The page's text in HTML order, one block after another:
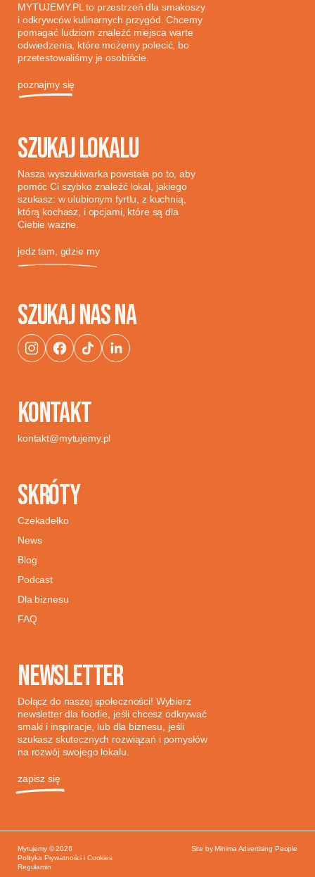
MYTUJEMY.PL to przestrzeń dla smakoszy
i odkrywców kulinarnych przygód. Chcemy
pomagać ludziom znaleźć miejsca warte
odwiedzenia, które możemy polecić, bo
przetestowaliśmy je osobiście.
poznajmy się
SZUKAJ LOKALU
Nasza wyszukiwarka powstała po to, aby
pomóc Ci szybko znaleźć lokal, jakiego
szukasz: w ulubionym fyrtlu, z kuchnią,
którą kochasz, i opcjami, które są dla
Ciebie ważne.
jedz tam, gdzie my
SZUKAJ NAS NA
KONTAKT
kontakt@mytujemy.pl
SKRÓTY
Czekadełko
News
Blog
Podcast
Dla biznesu
FAQ
NEWSLETTER
Dołącz do naszej społeczności! Wybierz
newsletter dla foodie, jeśli chcesz odkrywać
smaki i inspiracje, lub dla biznesu, jeśli
szukasz skutecznych rozwiązań i pomysłów
na rozwój swojego lokalu.
zapisz się
Mytujemy © 2026
Polityka Prywatności i Cookies
Regulamin
Site byMinima Advertising People